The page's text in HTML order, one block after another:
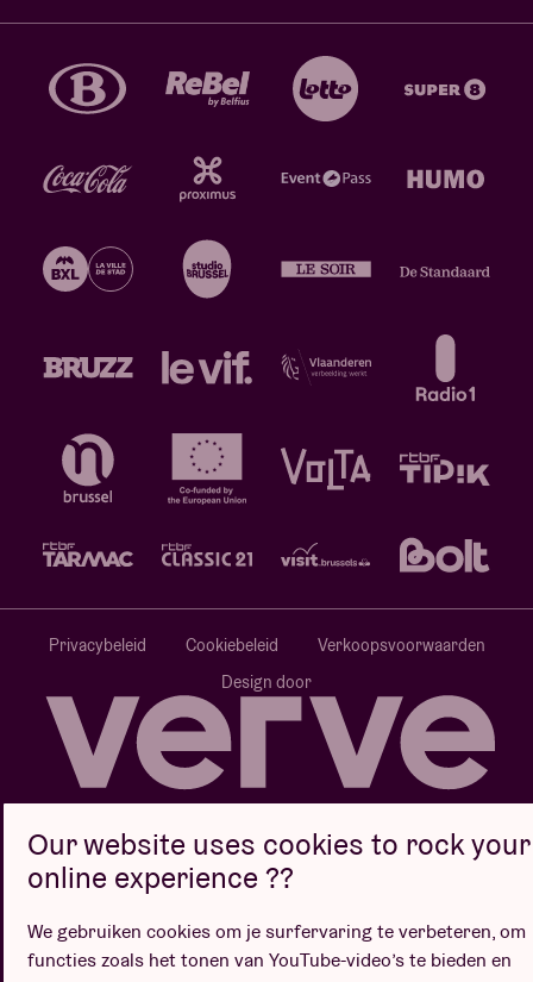
Privacybeleid Cookiebeleid
Verkoopsvoorwaarden
Design door
Our website uses cookies to rock your
online experience ??
We gebruiken cookies om je surfervaring te verbeteren, om
functies zoals het tonen van YouTube-video’s te bieden en